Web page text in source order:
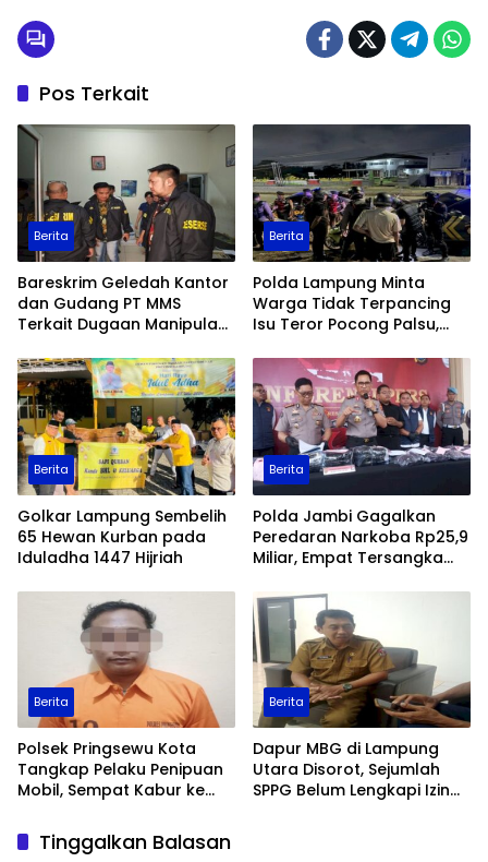
Pos Terkait
Berita
Bareskrim Geledah Kantor
dan Gudang PT MMS
Terkait Dugaan Manipulasi
Berita
Polda Lampung Minta
Warga Tidak Terpancing
Isu Teror Pocong Palsu,
Ditingkatkan
Berita
Golkar Lampung Sembelih
65 Hewan Kurban pada
Iduladha 1447 Hijriah
Berita
Polda Jambi Gagalkan
Peredaran Narkoba Rp25,9
Miliar, Empat Tersangka
Berita
Polsek Pringsewu Kota
Tangkap Pelaku Penipuan
Mobil, Sempat Kabur ke
Berita
Dapur MBG di Lampung
Utara Disorot, Sejumlah
SPPG Belum Lengkapi Izin
Tinggalkan Balasan